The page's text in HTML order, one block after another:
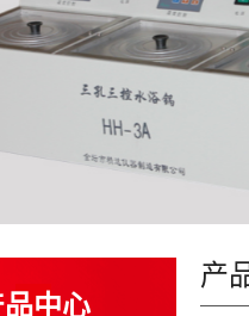
品中心
产